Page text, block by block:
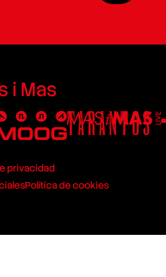
i Mas
privacidad
Política de cookies